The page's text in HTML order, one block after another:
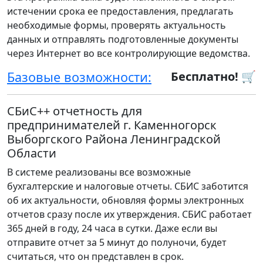
истечении срока ее предоставления, предлагать
необходимые формы, проверять актуальность
данных и отправлять подготовленные документы
через Интернет во все контролирующие ведомства.
Бесплатно! 🛒
Базовые возможности:
СБиС++ отчетность для
предпринимателей г. Каменногорск
Выборгского Района Ленинградской
Области
В системе реализованы все возможные
бухгалтерские и налоговые отчеты. СБИС заботится
об их актуальности, обновляя формы электронных
отчетов сразу после их утверждения. СБИС работает
365 дней в году, 24 часа в сутки. Даже если вы
отправите отчет за 5 минут до полуночи, будет
считаться, что он представлен в срок.